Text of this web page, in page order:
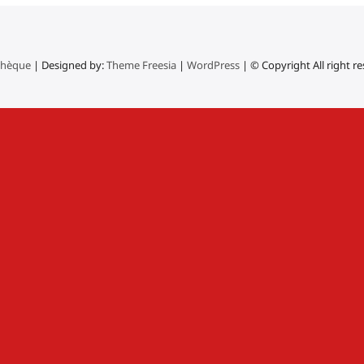
| Designed by:Theme Freesia | WordPress | © Copyright All right